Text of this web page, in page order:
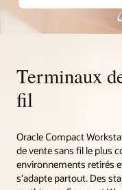
Terminaux
fil
Oracle Compact
de vente sans fil le plus
environnements retirés
s’adapte partout. Des